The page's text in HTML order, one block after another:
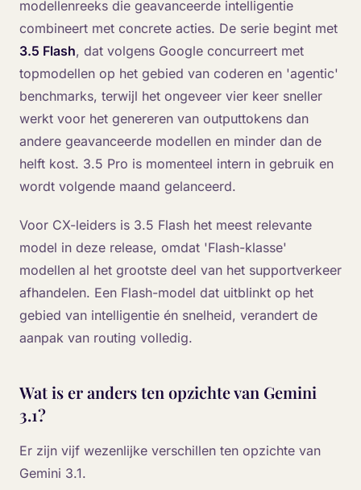
modellenreeks die geavanceerde intelligentie
combineert met concrete acties. De serie begint met
3.5 Flash, dat volgens Google concurreert met
topmodellen op het gebied van coderen en 'agentic'
benchmarks, terwijl het ongeveer vier keer sneller
werkt voor het genereren van outputtokens dan
andere geavanceerde modellen en minder dan de
helft kost. 3.5 Pro is momenteel intern in gebruik en
wordt volgende maand gelanceerd.
Voor CX-leiders is 3.5 Flash het meest relevante
model in deze release, omdat 'Flash-klasse'
modellen al het grootste deel van het supportverkeer
afhandelen. Een Flash-model dat uitblinkt op het
gebied van intelligentie én snelheid, verandert de
aanpak van routing volledig.
Wat is er anders ten opzichte van Gemini
3.1?
Er zijn vijf wezenlijke verschillen ten opzichte van
Gemini 3.1.